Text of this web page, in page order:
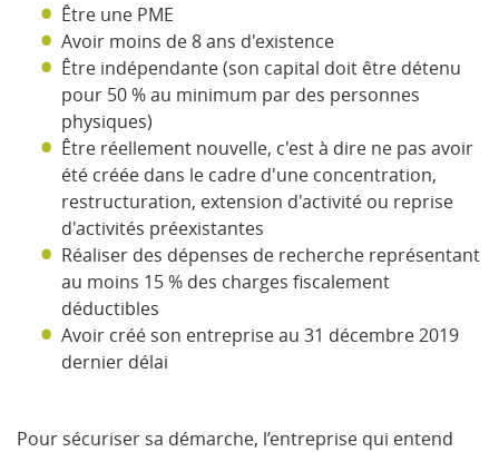
Être une PME
Avoir moins de 8 ans d'existence
Être indépendante (son capital doit être détenu
pour 50 % au minimum par des personnes
physiques)
Être réellement nouvelle, c'est à dire ne pas avoir
été créée dans le cadre d'une concentration,
restructuration, extension d'activité ou reprise
d'activités préexistantes
Réaliser des dépenses de recherche représentant
au moins 15 % des charges fiscalement
déductibles
Avoir créé son entreprise au 31 décembre 2019
dernier délai
Pour sécuriser sa démarche, l’entreprise qui entend